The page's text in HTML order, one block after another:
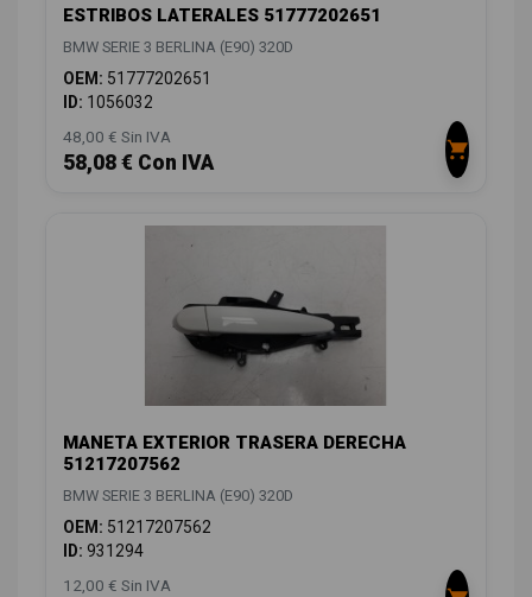
ESTRIBOS LATERALES 51777202651
BMW SERIE 3 BERLINA (E90) 320D
OEM: 51777202651
ID: 1056032
48,00 € Sin IVA
58,08 € Con IVA
MANETA EXTERIOR TRASERA DERECHA
51217207562
BMW SERIE 3 BERLINA (E90) 320D
OEM: 51217207562
ID: 931294
12,00 € Sin IVA